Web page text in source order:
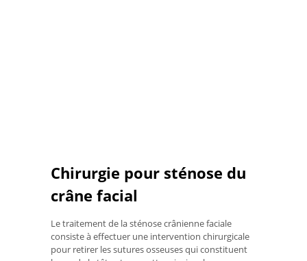
Chirurgie pour sténose du
crâne facial
Le traitement de la sténose crânienne faciale
consiste à effectuer une intervention chirurgicale
pour retirer les sutures osseuses qui constituent